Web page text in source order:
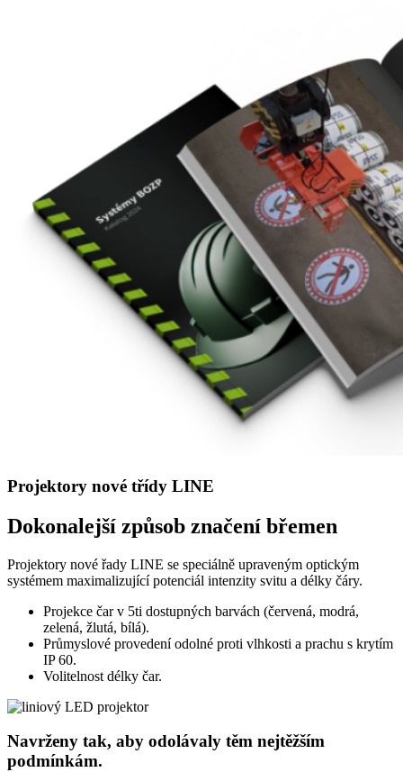
Projektory nové třídy LINE
Dokonalejší způsob značení břemen
Projektory nové řady LINE se speciálně upraveným optickým
systémem maximalizující potenciál intenzity svitu a délky čáry.
Projekce čar v 5ti dostupných barvách (červená, modrá,
zelená, žlutá, bílá).
Průmyslové provedení odolné proti vlhkosti a prachu s krytím
IP 60.
Volitelnost délky čar.
Navrženy tak, aby odolávaly těm nejtěžším
podmínkám.